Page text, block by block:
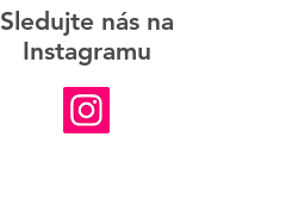
Sledujte nás na
Instagramu